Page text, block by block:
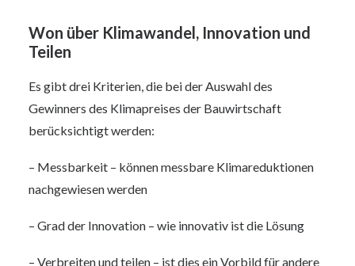
Won über Klimawandel, Innovation und
Teilen
Es gibt drei Kriterien, die bei der Auswahl des
Gewinners des Klimapreises der Bauwirtschaft
berücksichtigt werden:
– Messbarkeit – können messbare Klimareduktionen
nachgewiesen werden
– Grad der Innovation – wie innovativ ist die Lösung
– Verbreiten und teilen – ist dies ein Vorbild für andere